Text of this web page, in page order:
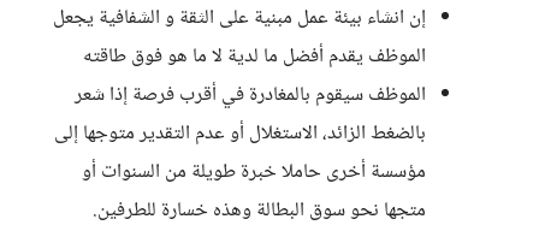
إن انشاء بيئة عمل مبنية على الثقة و الشفافية يجعل
الموظف يقدم أفضل ما لدية لا ما هو فوق طاقته
الموظف سيقوم بالمغادرة في أقرب فرصة إذا شعر
بالضغط الزائد، الاستغلال أو عدم التقدير متوجها إلى
مؤسسة أخرى حاملا خبرة طويلة من السنوات أو
متجها نحو سوق البطالة وهذه خسارة للطرفين.